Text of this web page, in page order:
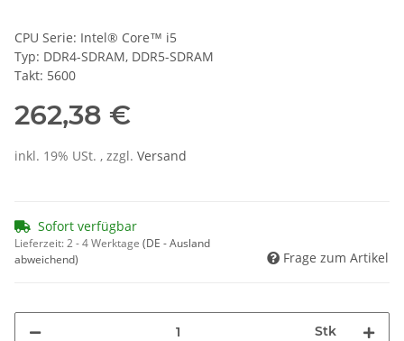
CPU Serie: Intel® Core™ i5
Typ: DDR4-SDRAM, DDR5-SDRAM
Takt: 5600
262,38 €
inkl. 19% USt. , zzgl. Versand
Sofort verfügbar
Lieferzeit:2 - 4 Werktage (DE - Ausland
abweichend)
Frage zum Artikel
Stk